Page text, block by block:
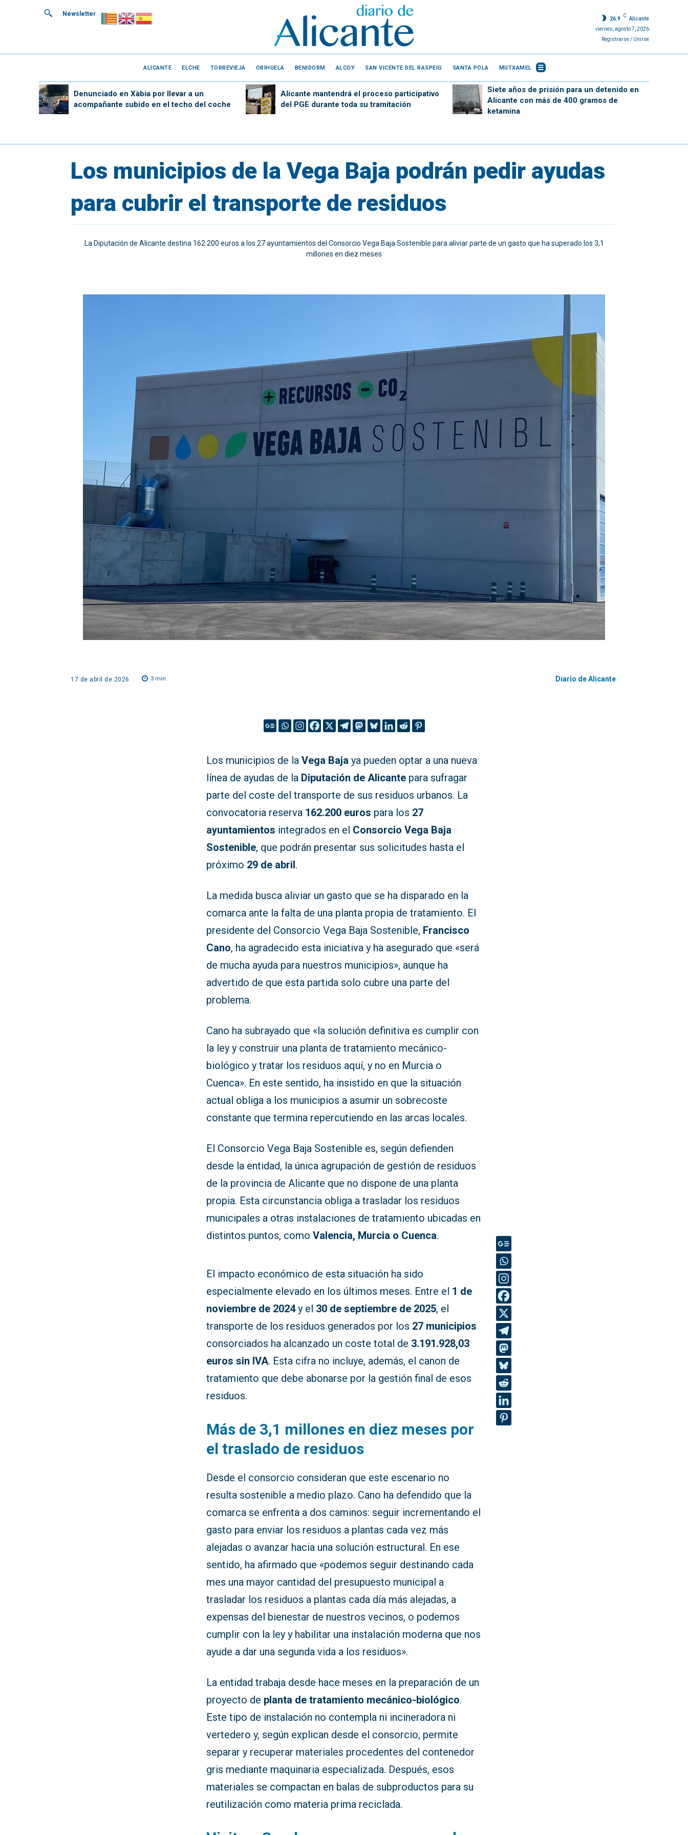
Newsletter
26.9
C
Alicante
viernes, agosto 7, 2026
Registrarse / Unirse
ALICANTE ELCHE TORREVIEJA ORIHUELA BENIDORM ALCOY SAN VICENTE DEL RASPEIG SANTA POLA MUTXAMEL
Denunciado en Xàbia por llevar a un
acompañante subido en el techo del coche
Alicante mantendrá el proceso participativo
del PGE durante toda su tramitación
Siete años de prisión para un detenido en
Alicante con más de 400 gramos de
ketamina
Los municipios de la Vega Baja podrán pedir ayudas
para cubrir el transporte de residuos
La Diputación de Alicante destina 162.200 euros a los 27 ayuntamientos del Consorcio Vega Baja Sostenible para aliviar parte de un gasto que ha superado los 3,1
millones en diez meses
17 de abril de 2026 3min. Diario de Alicante
Los municipios de laVega Baja ya pueden optar a una nueva
línea de ayudas de la Diputación de Alicante para sufragar
parte del coste del transporte de sus residuos urbanos. La
convocatoria reserva 162.200 euros para los 27
ayuntamientos integrados en el Consorcio Vega Baja
Sostenible, que podrán presentar sus solicitudes hasta el
próximo 29 de abril.
La medida busca aliviar un gasto que se ha disparado en la
comarca ante la falta de una planta propia de tratamiento. El
presidente del Consorcio Vega Baja Sostenible, Francisco
Cano, ha agradecido esta iniciativa y ha asegurado que «será
de mucha ayuda para nuestros municipios», aunque ha
advertido de que esta partida solo cubre una parte del
problema.
Cano ha subrayado que «la solución definitiva es cumplir con
la ley y construir una planta de tratamiento mecánico-
biológico y tratar los residuos aquí, y no en Murcia o
Cuenca». En este sentido, ha insistido en que la situación
actual obliga a los municipios a asumir un sobrecoste
constante que termina repercutiendo en las arcas locales.
El Consorcio Vega Baja Sostenible es, según defienden
desde la entidad, la única agrupación de gestión de residuos
de la provincia de Alicante que no dispone de una planta
propia. Esta circunstancia obliga a trasladar los residuos
municipales a otras instalaciones de tratamiento ubicadas en
distintos puntos, comoValencia, Murcia o Cuenca.
El impacto económico de esta situación ha sido
especialmente elevado en los últimos meses. Entre el 1 de
noviembre de 2024y el 30 de septiembre de 2025, el
transporte de los residuos generados por los 27 municipios
consorciados ha alcanzado un coste total de 3.191.928,03
euros sin IVA. Esta cifra no incluye, además, el canon de
tratamiento que debe abonarse por la gestión final de esos
residuos.
Más de 3,1 millones en diez meses por
el traslado de residuos
Desde el consorcio consideran que este escenario no
resulta sostenible a medio plazo. Cano ha defendido que la
comarca se enfrenta a dos caminos: seguir incrementando el
gasto para enviar los residuos a plantas cada vez más
alejadas o avanzar hacia una solución estructural. En ese
sentido, ha afirmado que «podemos seguir destinando cada
mes una mayor cantidad del presupuesto municipal a
trasladar los residuos a plantas cada día más alejadas, a
expensas del bienestar de nuestros vecinos, o podemos
cumplir con la ley y habilitar una instalación moderna que nos
ayude a dar una segunda vida a los residuos».
La entidad trabaja desde hace meses en la preparación de un
proyecto de planta de tratamiento mecánico-biológico.
Este tipo de instalación no contempla ni incineradora ni
vertedero y, según explican desde el consorcio, permite
separar y recuperar materiales procedentes del contenedor
gris mediante maquinaria especializada. Después, esos
materiales se compactan en balas de subproductos para su
reutilización como materia prima reciclada.